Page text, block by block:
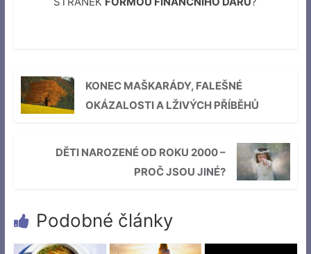
KONEC MAŠKARÁDY, FALEŠNÉ
OKÁZALOSTI A LŽIVÝCH PŘÍBĚHŮ
DĚTI NAROZENÉ OD ROKU 2000 –
PROČ JSOU JINÉ?
Podobné články